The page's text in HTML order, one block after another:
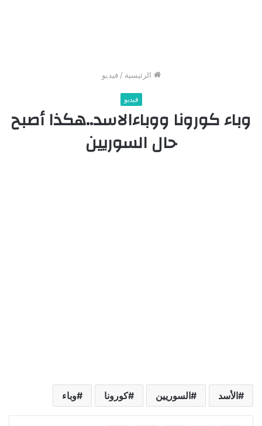
الرئيسية / فيديو
فيديو
وباء كورونا ووباءالاسد..هكذا أصبح
حال السوريين
الأسد السوريين كورونا وباء